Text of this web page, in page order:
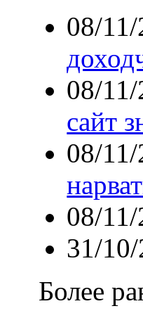
08/
08/
сайт
08/
08/
31/
Более